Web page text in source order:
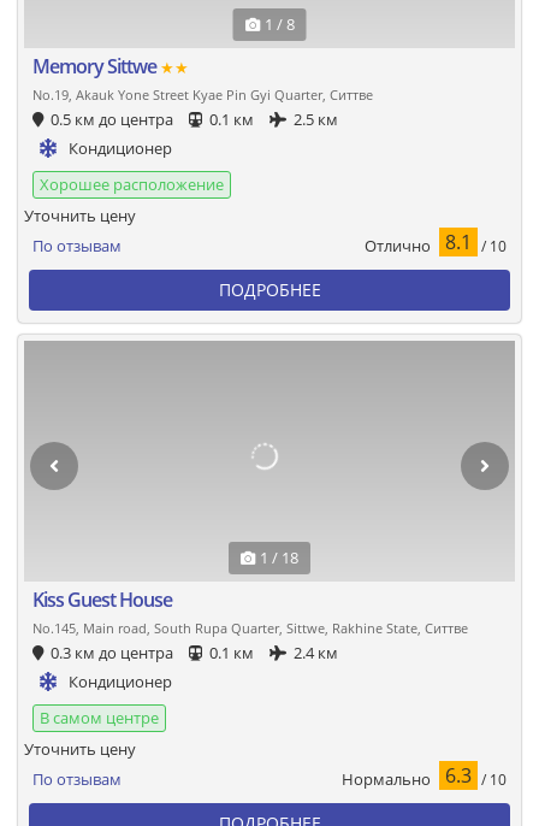
1 / 8
Memory Sittwe★★
No.19, Akauk Yone Street Kyae Pin Gyi Quarter, Ситтве
0.5 км до центра 0.1 км
2.5 км
Кондиционер
Хорошее расположение
По отзывам Отлично 8.1 / 10
Уточнить цену
ПОДРОБНЕЕ
1 / 18
Kiss Guest House
No.145, Main road, South Rupa Quarter, Sittwe, Rakhine State, Ситтве
0.3 км до центра 0.1 км
2.4 км
Кондиционер
В самом центре
По отзывам Нормально 6.3 / 10
Уточнить цену